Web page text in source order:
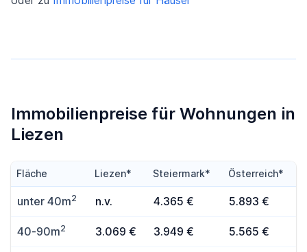
Immobilienpreise für Wohnungen in
Liezen
Fläche Liezen* Steiermark* Österreich*
unter 40m2 n.v. 4.365 € 5.893 €
40-90m2 3.069 € 3.949 € 5.565 €